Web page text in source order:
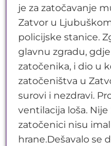
je za zatočavanje
Zatvor u
policijske stanice.
glavnu zgradu,
zatočenika, i dio u
zatočeništva u
surovi i nezdravi.
ventilacija loša.
zatočenici nisu
hrane.Dešavalo se